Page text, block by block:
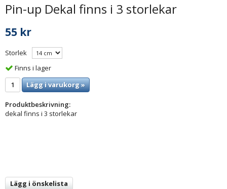
Pin-up Dekal finns i 3 storlekar
55 kr
Storlek
Finns i lager
Lägg i varukorg »
Produktbeskrivning:
dekal finns i 3 storlekar
Lägg i önskelista